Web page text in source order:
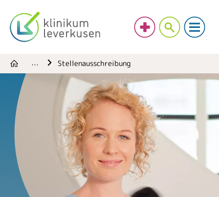
… Stellenausschreibung